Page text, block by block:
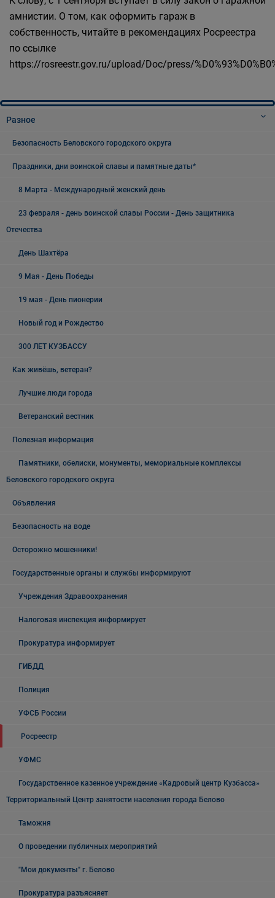
амнистии. О том, как оформить гараж в
собственность, читайте в рекомендациях Росреестра
по ссылке
https://rosreestr.gov.ru/upload/Doc/press/
Разное
Безопасность Беловского городского округа
Праздники, дни воинской славы и памятные даты*
8 Марта - Международный женский день
23 февраля - день воинской славы России - День защитника
Отечества
День Шахтёра
9 Мая - День Победы
19 мая - День пионерии
Новый год и Рождество
300 ЛЕТ КУЗБАССУ
Как живёшь, ветеран?
Лучшие люди города
Ветеранский вестник
Полезная информация
Памятники, обелиски, монументы, мемориальные комплексы
Беловского городского округа
Объявления
Безопасность на воде
Осторожно мошенники!
Государственные органы и службы информируют
Учреждения Здравоохранения
Налоговая инспекция информирует
Прокуратура информирует
ГИБДД
Полиция
УФСБ России
Росреестр
УФМС
Государственное казенное учреждение «Кадровый центр Кузбасса»
Территориальный Центр занятости населения города Белово
Таможня
О проведении публичных мероприятий
"Мои документы" г. Белово
Прокуратура разъясняет